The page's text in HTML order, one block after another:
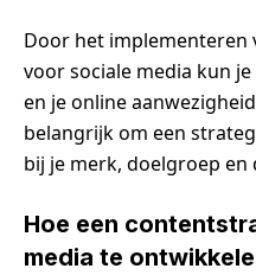
Door het implementeren
voor sociale media kun
en je online
belangrijk om een
bij je merk, doelgroep en
Hoe een
media te